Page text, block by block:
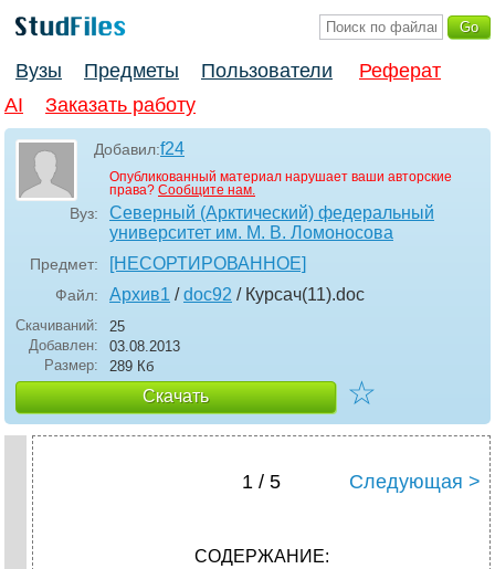
Вузы Предметы Пользователи
Реферат
AI
Заказать работу
Добавил:f24
Опубликованный материал нарушает ваши авторские
права? Сообщите нам.
Вуз:
Северный (Арктический) федеральный
университет им. М. В. Ломоносова
Предмет: [НЕСОРТИРОВАННОЕ]
Файл: Архив1 /doc92 / Курсач(11).doc
Скачиваний:
25
Добавлен:
03.08.2013
Размер:
289 Кб
Скачать ☆
1 / 5 Следующая >
СОДЕРЖАНИЕ: